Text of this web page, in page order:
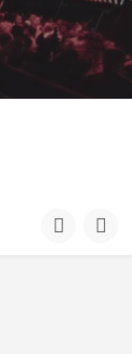
K, Denmark